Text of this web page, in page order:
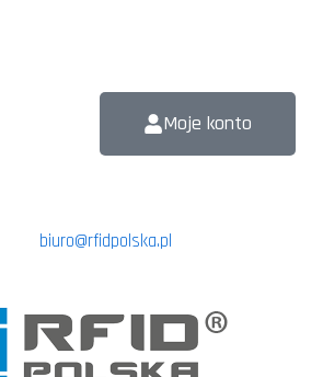
biuro@rfidpolska.pl
Moje konto